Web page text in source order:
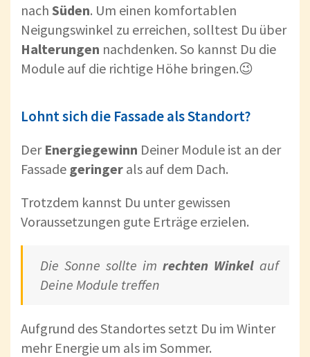
nach Süden. Um einen komfortablen
Neigungswinkel zu erreichen, solltest Du über
Halterungen nachdenken. So kannst Du die
Module auf die richtige Höhe bringen.😉
Lohnt sich die Fassade als Standort?
Der Energiegewinn Deiner Module ist an der
Fassade geringer als auf dem Dach.
Trotzdem kannst Du unter gewissen
Voraussetzungen gute Erträge erzielen.
Die Sonne sollte im rechten Winkel auf
Deine Module treffen
Aufgrund des Standortes setzt Du im Winter
mehr Energie um als im Sommer.